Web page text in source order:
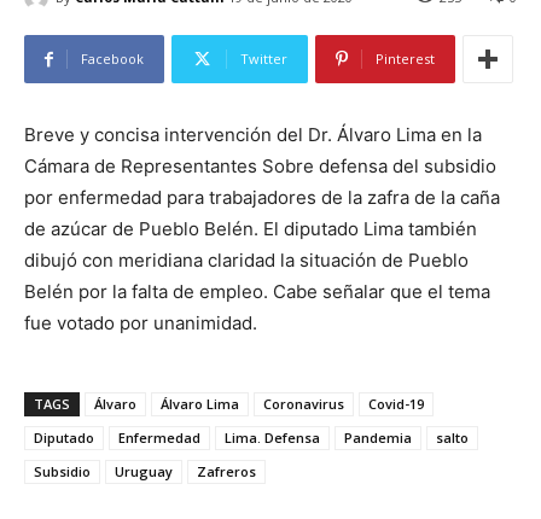
Facebook Twitter Pinterest
Breve y concisa intervención del Dr. Álvaro Lima en la
Cámara de Representantes Sobre defensa del subsidio
por enfermedad para trabajadores de la zafra de la caña
de azúcar de Pueblo Belén. El diputado Lima también
dibujó con meridiana claridad la situación de Pueblo
Belén por la falta de empleo. Cabe señalar que el tema
fue votado por unanimidad.
TAGS Álvaro Álvaro Lima Coronavirus
Covid-19
Diputado
Enfermedad Lima. Defensa Pandemia
salto
Subsidio
Uruguay Zafreros